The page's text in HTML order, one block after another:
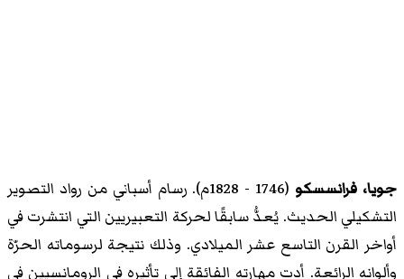
جويا، فرانسسكو
(1746 - 1828م). رسام أسباني من رواد التصوير
التشكيلي الحديث. يُعدُّ سابقًا لحركة التعبيريين التي انتشرت في
أواخر القرن التاسع عشر الميلادي. وذلك نتيجة لرسوماته الحرّة
وألوانه الرائعة. أدت مهارته الفائقة إلى تأثيره في الرومانسيين في